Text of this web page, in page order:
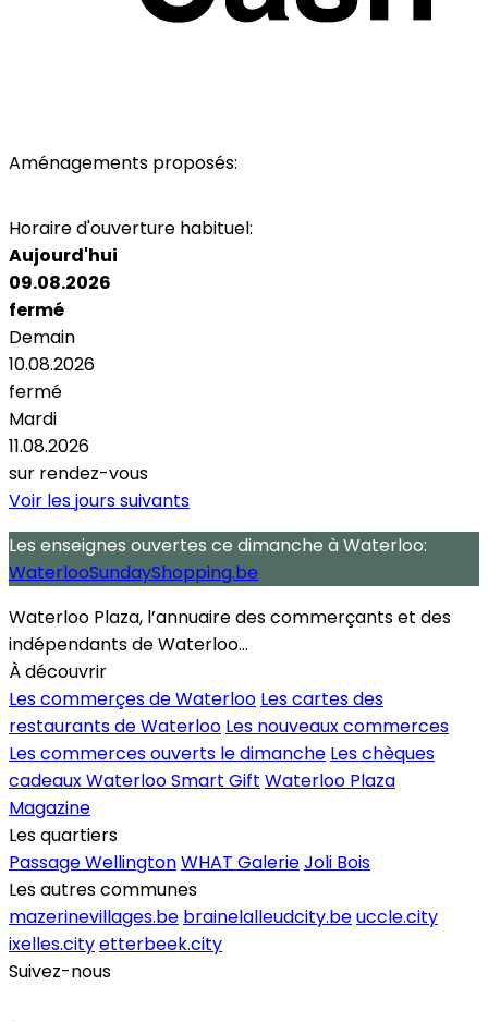
Aménagements proposés:
Horaire d'ouverture habituel:
Aujourd'hui
09.08.2026
fermé
Demain
10.08.2026
fermé
Mardi
11.08.2026
sur rendez-vous
Voir les jours suivants
Les enseignes ouvertes ce dimanche à Waterloo:
WaterlooSundayShopping.be
Waterloo Plaza, l’annuaire des commerçants et des
indépendants de Waterloo...
À découvrir
Les commerçes de Waterloo Les cartes des
restaurants de Waterloo Les nouveaux commerces
Les commerces ouverts le dimanche Les chèques
cadeaux Waterloo Smart Gift Waterloo Plaza
Magazine
Les quartiers
Passage WellingtonWHAT GalerieJoli Bois
Les autres communes
mazerinevillages.be brainelalleudcity.beuccle.city
ixelles.cityetterbeek.city
Suivez-nous